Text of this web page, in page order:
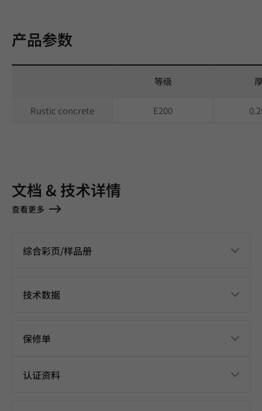
产品参数
等级
Rustic concrete E200
文档 & 技术详情
查看更多
综合彩页/样品册
技术数据
保修单
认证资料